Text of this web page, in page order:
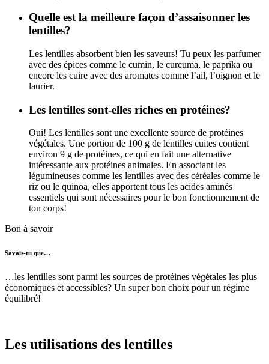
Quelle est la meilleure façon d’assaisonner les
lentilles?
Les lentilles absorbent bien les saveurs! Tu peux les parfumer
avec des épices comme le cumin, le curcuma, le paprika ou
encore les cuire avec des aromates comme l’ail, l’oignon et le
laurier.
Les lentilles sont-elles riches en protéines?
Oui! Les lentilles sont une excellente source de protéines
végétales. Une portion de 100 g de lentilles cuites contient
environ 9 g de protéines, ce qui en fait une alternative
intéressante aux protéines animales. En associant les
légumineuses comme les lentilles avec des céréales comme le
riz ou le quinoa, elles apportent tous les acides aminés
essentiels qui sont nécessaires pour le bon fonctionnement de
ton corps!
Bon à savoir
Savais-tu que…
…les lentilles sont parmi les sources de protéines végétales les plus
économiques et accessibles? Un super bon choix pour un régime
équilibré!
Les utilisations des lentilles